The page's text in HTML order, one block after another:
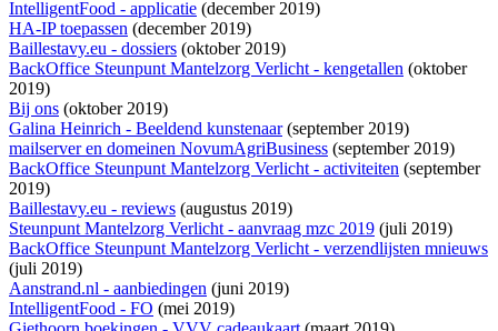
IntelligentFood - applicatie (december 2019)
HA-IP toepassen (december 2019)
Baillestavy.eu - dossiers (oktober 2019)
BackOffice Steunpunt Mantelzorg Verlicht - kengetallen (oktober
2019)
Bij ons (oktober 2019)
Galina Heinrich - Beeldend kunstenaar(september 2019)
mailserver en domeinen NovumAgriBusiness (september 2019)
BackOffice Steunpunt Mantelzorg Verlicht - activiteiten (september
2019)
Baillestavy.eu - reviews (augustus 2019)
Steunpunt Mantelzorg Verlicht - aanvraag mzc 2019 (juli 2019)
BackOffice Steunpunt Mantelzorg Verlicht - verzendlijsten mnieuws
(juli 2019)
Aanstrand.nl - aanbiedingen (juni 2019)
IntelligentFood - FO (mei 2019)